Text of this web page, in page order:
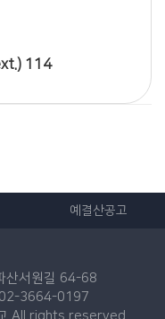
혁파의 반박: 도르트 회
로(2024)
교(2024)
114
예결산공고
산서원길 64-68
3664-0197
All rights reserved.